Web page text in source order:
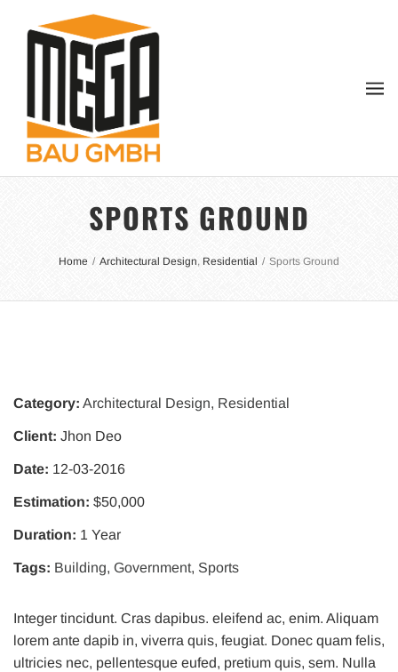
SPORTS GROUND
Home / Architectural Design, Residential / Sports Ground
Category: Architectural Design, Residential
Client: Jhon Deo
Date: 12-03-2016
Estimation: $50,000
Duration: 1 Year
Tags: Building, Government, Sports
Integer tincidunt. Cras dapibus. eleifend ac, enim. Aliquam
lorem ante dapib in, viverra quis, feugiat. Donec quam felis,
ultricies nec, pellentesque eufed, pretium quis, sem. Nulla